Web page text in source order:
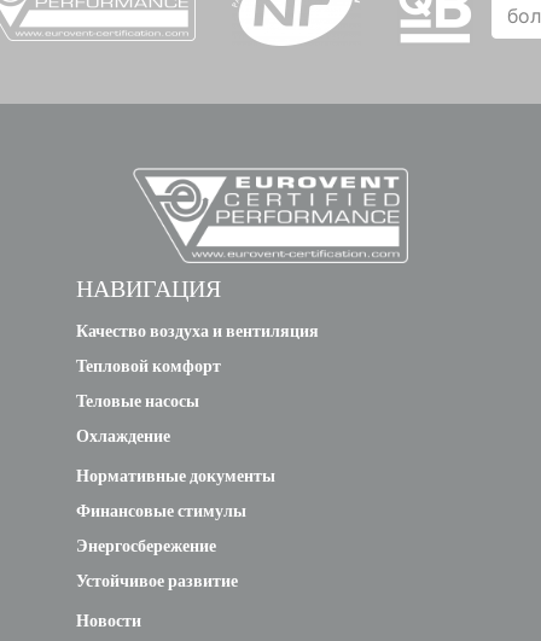
HRC-
CS 4P Cu
HRC-
F322812
CS 4P
Coated Al.
Cu
HRC-
F322812
CS 4P
Hydrophilic
Coated Al.
НАВИГАЦИЯ
Качество воздуха и вентиляция
Тепловой комфорт
Теловые насосы
Охлаждение
Нормативные документы
Финансовые стимулы
Энергосбережение
Устойчивое развитие
Новости